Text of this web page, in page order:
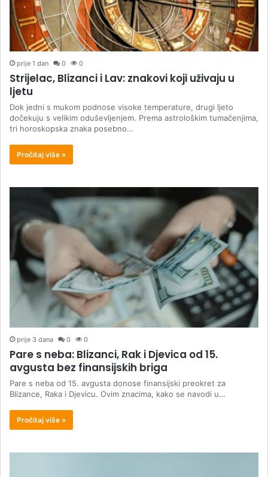
prije 1 dan 0 0
Strijelac, Blizanci i Lav: znakovi koji uživaju u
ljetu
Dok jedni s mukom podnose visoke temperature, drugi ljeto
dočekuju s velikim oduševljenjem. Prema astrološkim tumačenjima,
tri horoskopska znaka posebno…
Pročitaj više »
prije 3 dana 0 0
Pare s neba: Blizanci, Rak i Djevica od 15.
avgusta bez finansijskih briga
Pare s neba od 15. avgusta donose finansijski preokret za
Blizance, Raka i Djevicu. Ovim znacima, kako se navodi u…
Pročitaj više »